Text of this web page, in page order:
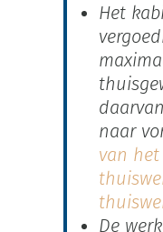
Het
naar
van
De